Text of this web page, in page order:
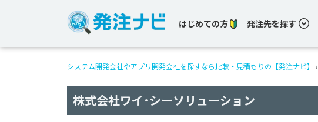
はじめての方 発注先を探す
システム開発会社やアプリ開発会社を探すなら比較・見積もりの【発注ナビ】 ›
株式会社ワイ･シーソリューション